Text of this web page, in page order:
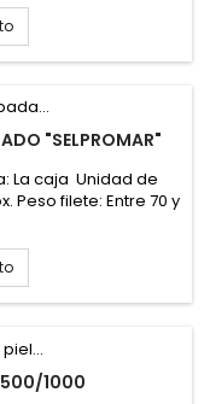
"SELPROMAR"
La caja Unidad de
Peso filete: Entre 70 y
500/1000